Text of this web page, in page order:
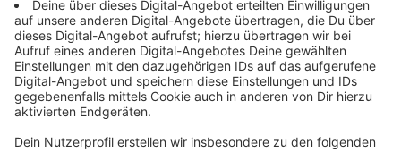
Stadtverwaltung. Einige der Maßnahmen im Konzept
können bereits in den kommenden zwei Jahren
umgesetzt werden, andere sind langfristig angelegt.
Auch soll sich Leverkusen für mögliche
Förderprogramme zur Klimaanpassung bewerben und
Kooperationen mit anderen Städten prüfen, heißt es.
Seit 2019 entwickeln Experten das Konzept – jetzt